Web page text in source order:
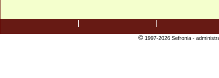
©1997-2026 Sefronia -